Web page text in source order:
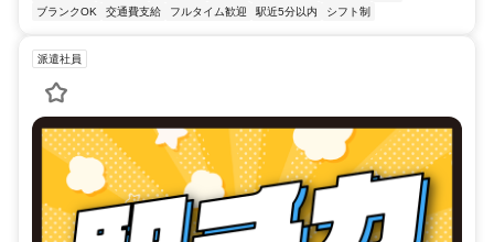
ブランクOK
交通費支給 フルタイム歓迎 駅近5分以内 シフト制
派遣社員